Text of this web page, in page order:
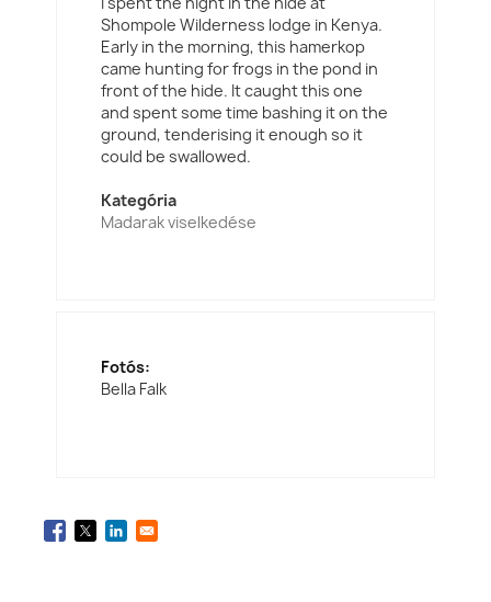
Shompole Wilderness lodge in Kenya.
Early in the morning, this hamerkop
came hunting for frogs in the pond in
front of the hide. It caught this one
and spent some time bashing it on the
ground, tenderising it enough so it
could be swallowed.
Kategória
Madarak viselkedése
Fotós:
Bella Falk